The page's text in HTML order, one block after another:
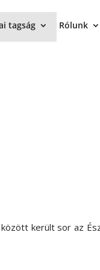
tagság Rólunk
került sor az